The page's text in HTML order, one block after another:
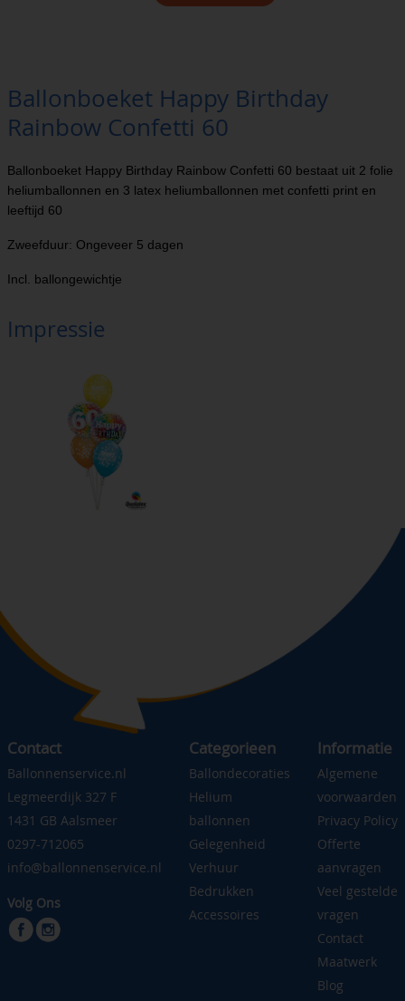
Ballonboeket Happy Birthday
Rainbow Confetti 60
Ballonboeket Happy Birthday Rainbow Confetti 60 bestaat uit 2 folie
heliumballonnen en 3 latex heliumballonnen met confetti print en
leeftijd 60
Zweefduur: Ongeveer 5 dagen
Incl. ballongewichtje
Impressie
Contact
Ballonnenservice.nl
Legmeerdijk 327 F
1431 GB Aalsmeer
0297-712065
info@ballonnenservice.nl
Volg Ons
Categorieen
Ballondecoraties
Helium
ballonnen
Gelegenheid
Verhuur
Bedrukken
Accessoires
Informatie
Algemene
voorwaarden
Privacy Policy
Offerte
aanvragen
Veel gestelde
vragen
Contact
Maatwerk
Blog